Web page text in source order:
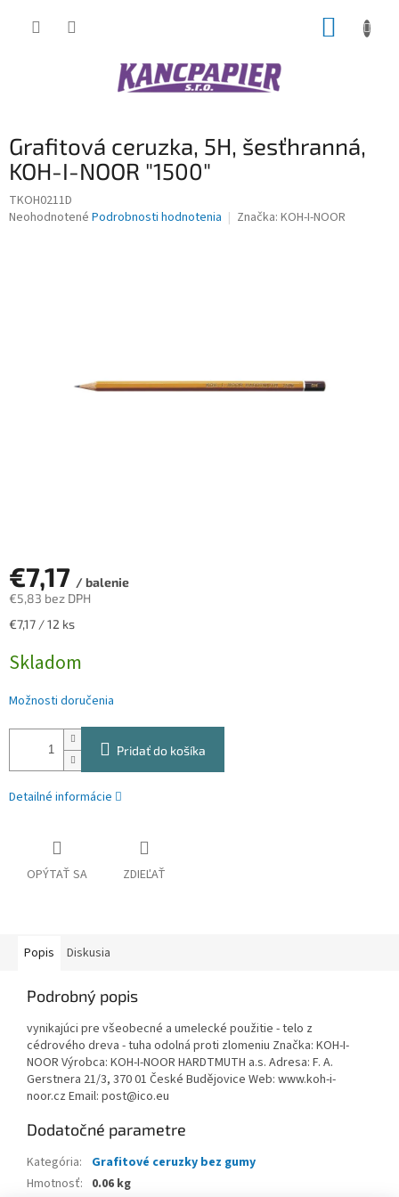
Grafitová ceruzka, 5H, šesťhranná,
KOH-I-NOOR "1500"
TKOH0211D
Priemerné
Neohodnotené Podrobnosti hodnotenia Značka: KOH-I-NOOR
€7,17 / balenie
€5,83 bez DPH
Jednotková
€7,17 / 12 ks
Skladom
Možnosti doručenia
Pridať do košíka
Detailné informácie
OPÝTAŤ SA ZDIEĽAŤ
Popis Diskusia
Podrobný popis
vynikajúci pre všeobecné a umelecké použitie - telo z
cédrového dreva - tuha odolná proti zlomeniu Značka: KOH-I-
NOOR Výrobca: KOH-I-NOOR HARDTMUTH a.s. Adresa: F. A.
Gerstnera 21/3, 370 01 České Budějovice Web: www.koh-i-
noor.cz Email: post@ico.eu
Dodatočné parametre
Kategória:
Grafitové ceruzky bez gumy
Hmotnosť: 0.06 kg